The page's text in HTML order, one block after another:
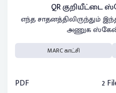
QR குறியீட்டை
எந்த
அணுக ஸ்கேன்
MARC காட்சி
PDF
2